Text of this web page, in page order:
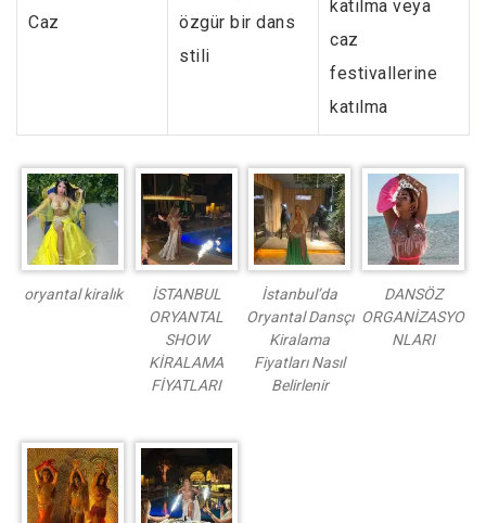
Caz
özgür bir dans
stili
katılma veya
caz
festivallerine
katılma
oryantal kiralık
İSTANBUL
ORYANTAL
SHOW
KİRALAMA
FİYATLARI
İstanbul’da
Oryantal Dansçı
Kiralama
Fiyatları Nasıl
Belirlenir
DANSÖZ
ORGANİZASYO
NLARI